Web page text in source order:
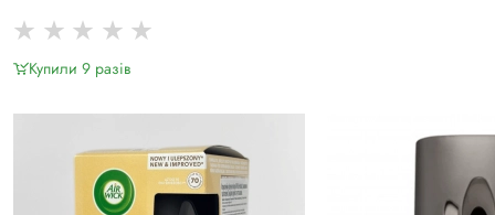
Купили 9 разiв